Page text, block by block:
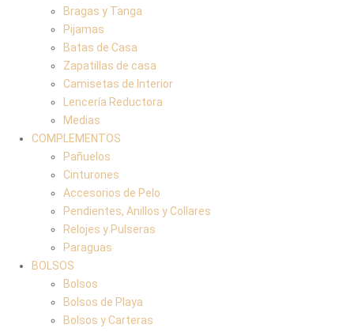
Bragas y Tanga
Pijamas
Batas de Casa
Zapatillas de casa
Camisetas de Interior
Lencería Reductora
Medias
COMPLEMENTOS
Pañuelos
Cinturones
Accesorios de Pelo
Pendientes, Anillos y Collares
Relojes y Pulseras
Paraguas
BOLSOS
Bolsos
Bolsos de Playa
Bolsos y Carteras